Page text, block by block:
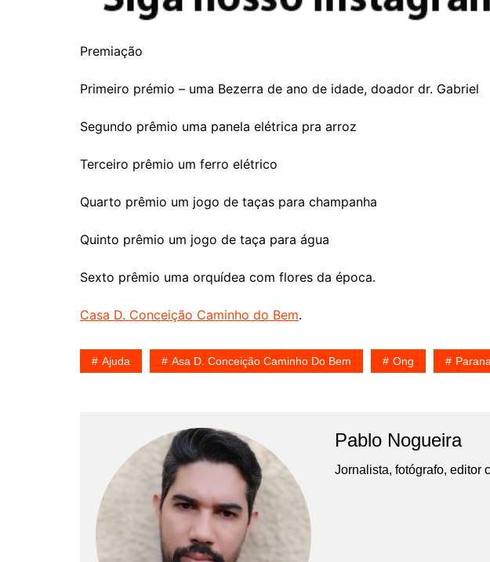
Premiação
Primeiro prémio – uma Bezerra de ano de idade, doador dr. Gabriel
Segundo prêmio uma panela elétrica pra arroz
Terceiro prêmio um ferro elétrico
Quarto prêmio um jogo de taças para champanha
Quinto prêmio um jogo de taça para água
Sexto prêmio uma orquídea com flores da época.
Casa D. Conceição Caminho do Bem.
Ajuda Asa D. Conceição Caminho Do Bem Ong
Pablo Nogueira
Jornalista, fotógrafo, editor